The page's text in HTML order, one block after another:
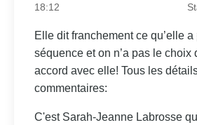
18:12
Elle dit franchement ce qu’elle
séquence et on n’a pas le choix
accord avec elle! Tous les
commentaires:
C'est Sarah-Jeanne Labrosse